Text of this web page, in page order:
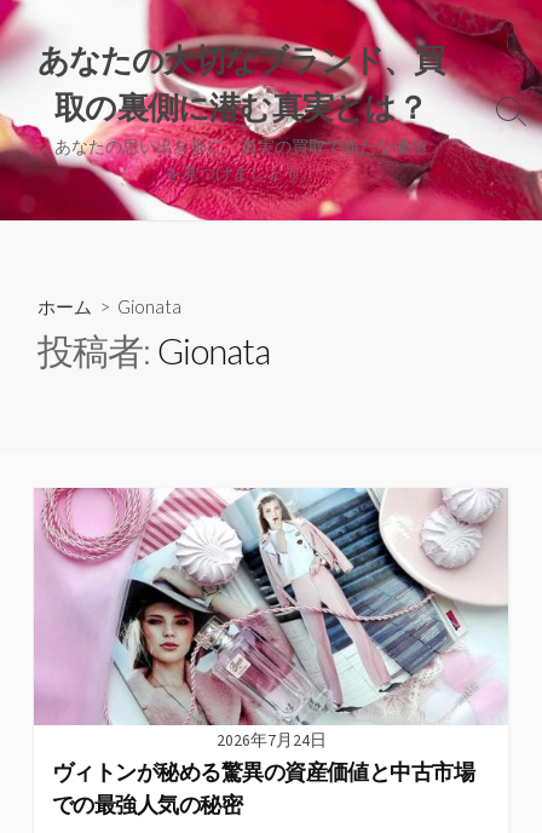
コ
ン
テ
ツ
へ
キ
あなたの大切なブランド、買
取の裏側に潜む真実とは？
あなたの思い出を形に、真実の買取で新たな価値
を見つけましょう。
検
切
り
替
ホーム > Gionata
投稿者: Gionata
2026年7月24日
ヴィトンが秘める驚異の資産価値と中古市場
での最強人気の秘密